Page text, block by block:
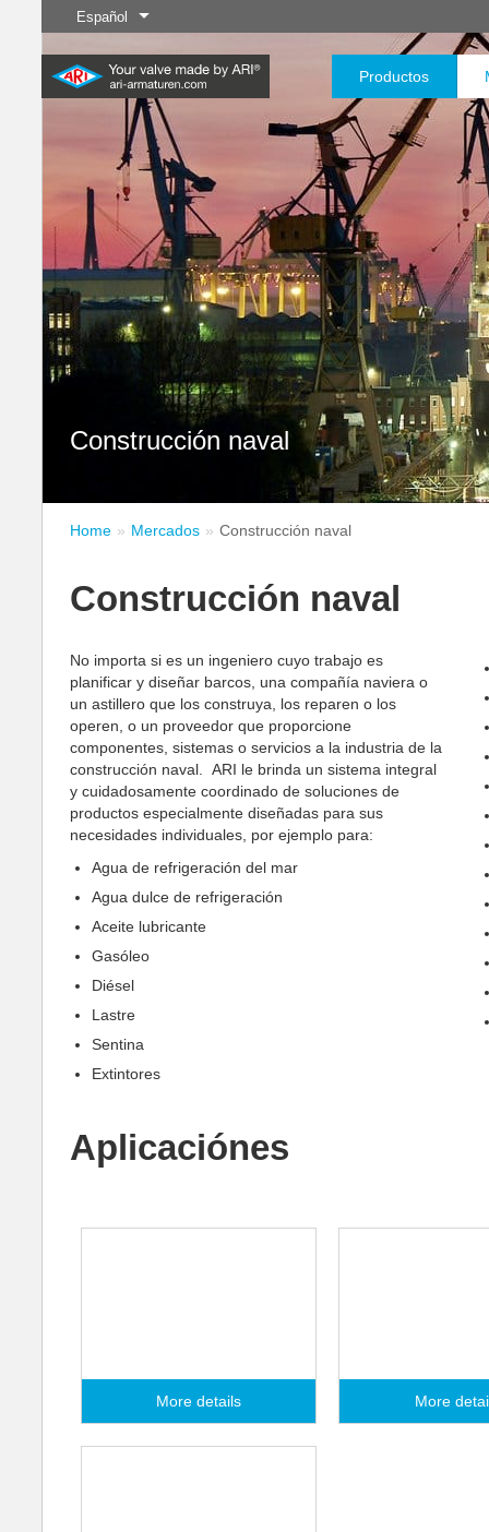
Español
Productos
Nuevos
productos
Saber más
Control
Saber más Saber más
Industria
20.000 productos para la
industria: su sistema flexible
para aplicaciones industriales
Saber más
Industria química
200.000 variantes para
productos químicos:
soluciones de productos
adaptadas a sus
necesidades individuales
Saber más
Construcción naval
Home Mercados Construcción naval
Construcción naval
No importa si es un ingeniero cuyo trabajo es
planificar y diseñar barcos, una compañía naviera o
un astillero que los construya, los reparen o los
operen, o un proveedor que proporcione
componentes, sistemas o servicios a la industria de la
construcción naval. ARI le brinda un sistema integral
y cuidadosamente coordinado de soluciones de
productos especialmente diseñadas para sus
necesidades individuales, por ejemplo para:
Agua de refrigeración del mar
Agua dulce de refrigeración
Aceite lubricante
Gasóleo
Diésel
Lastre
Sentina
Extintores
Aplicaciónes
More details More